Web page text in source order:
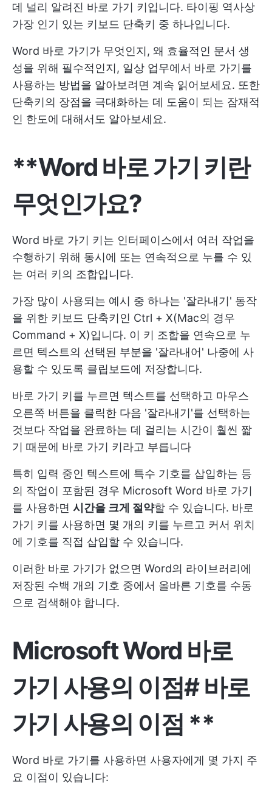
데 널리 알려진 바로 가기 키입니다. 타이핑 역사상
가장 인기 있는 키보드 단축키 중 하나입니다.
Word 바로 가기가 무엇인지, 왜 효율적인 문서 생
성을 위해 필수적인지, 일상 업무에서 바로 가기를
사용하는 방법을 알아보려면 계속 읽어보세요. 또한
단축키의 장점을 극대화하는 데 도움이 되는 잠재적
인 한도에 대해서도 알아보세요.
**Word 바로 가기 키란
무엇인가요?
Word 바로 가기 키는 인터페이스에서 여러 작업을
수행하기 위해 동시에 또는 연속적으로 누를 수 있
는 여러 키의 조합입니다.
가장 많이 사용되는 예시 중 하나는 '잘라내기' 동작
을 위한 키보드 단축키인 Ctrl + X(Mac의 경우
Command + X)입니다. 이 키 조합을 연속으로 누
르면 텍스트의 선택된 부분을 '잘라내어' 나중에 사
용할 수 있도록 클립보드에 저장합니다.
바로 가기 키를 누르면 텍스트를 선택하고 마우스
오른쪽 버튼을 클릭한 다음 '잘라내기'를 선택하는
것보다 작업을 완료하는 데 걸리는 시간이 훨씬 짧
기 때문에 바로 가기 키라고 부릅니다
특히 입력 중인 텍스트에 특수 기호를 삽입하는 등
의 작업이 포함된 경우 Microsoft Word 바로 가기
를 사용하면 시간을 크게 절약할 수 있습니다. 바로
가기 키를 사용하면 몇 개의 키를 누르고 커서 위치
에 기호를 직접 삽입할 수 있습니다.
이러한 바로 가기가 없으면 Word의 라이브러리에
저장된 수백 개의 기호 중에서 올바른 기호를 수동
으로 검색해야 합니다.
Microsoft Word 바로
가기 사용의 이점#바로
가기 사용의 이점 **
Word 바로 가기를 사용하면 사용자에게 몇 가지 주
요 이점이 있습니다: